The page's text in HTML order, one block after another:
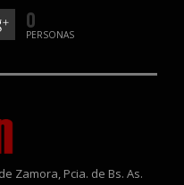
0
PERSONAS
Zamora, Pcia. de Bs. As.